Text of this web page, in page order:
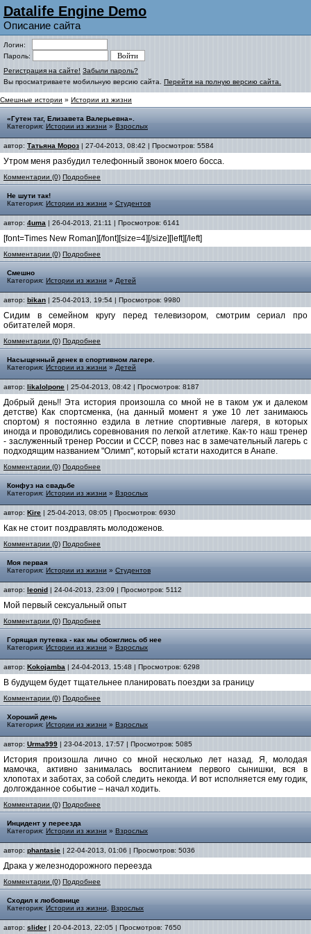
Datalife Engine Demo
Описание сайта
Логин:
Пароль:
Регистрация на сайте! Забыли пароль?
Вы просматриваете мобильную версию сайта. Перейти на полную версию сайта.
Смешные истории » Истории из жизни
«Гутен таг, Елизавета Валерьевна».
Категория: Истории из жизни » Взрослых
автор: Татьяна Мороз | 27-04-2013, 08:42 | Просмотров: 5584
Утром меня разбудил телефонный звонок моего босса.
Комментарии (0) Подробнее
Не шути так!
Категория: Истории из жизни » Студентов
автор: 4uma | 26-04-2013, 21:11 | Просмотров: 6141
[font=Times New Roman][/font][size=4][/size][left][/left]
Комментарии (0) Подробнее
Смешно
Категория: Истории из жизни » Детей
автор: bikan | 25-04-2013, 19:54 | Просмотров: 9980
Сидим в семейном кругу перед телевизором, смотрим сериал про
обитателей моря.
Комментарии (0) Подробнее
Насыщенный денек в спортивном лагере.
Категория: Истории из жизни » Детей
автор: likalolpone | 25-04-2013, 08:42 | Просмотров: 8187
Добрый день!! Эта история произошла со мной не в таком уж и далеком
детстве) Как спортсменка, (на данный момент я уже 10 лет занимаюсь
спортом) я постоянно ездила в летние спортивные лагеря, в которых
иногда и проводились соревнования по легкой атлетике. Как-то наш тренер
- заслуженный тренер России и СССР, повез нас в замечательный лагерь с
подходящим названием "Олимп", который кстати находится в Анапе.
Комментарии (0) Подробнее
Конфуз на свадьбе
Категория: Истории из жизни » Взрослых
автор: Kire | 25-04-2013, 08:05 | Просмотров: 6930
Как не стоит поздравлять молодоженов.
Комментарии (0) Подробнее
Моя первая
Категория: Истории из жизни » Студентов
автор: leonid | 24-04-2013, 23:09 | Просмотров: 5112
Мой первый сексуальный опыт
Комментарии (0) Подробнее
Горящая путевка - как мы обожглись об нее
Категория: Истории из жизни » Взрослых
автор: Kokojamba | 24-04-2013, 15:48 | Просмотров: 6298
В будущем будет тщательнее планировать поездки за границу
Комментарии (0) Подробнее
Хороший день
Категория: Истории из жизни » Взрослых
автор: Urma999 | 23-04-2013, 17:57 | Просмотров: 5085
История произошла лично со мной несколько лет назад. Я, молодая
мамочка, активно занималась воспитанием первого сынишки, вся в
хлопотах и заботах, за собой следить некогда. И вот исполняется ему годик,
долгожданное событие – начал ходить.
Комментарии (0) Подробнее
Инцидент у переезда
Категория: Истории из жизни » Взрослых
автор: phantasie | 22-04-2013, 01:06 | Просмотров: 5036
Драка у железнодорожного переезда
Комментарии (0) Подробнее
Сходил к любовнице
Категория: Истории из жизни Взрослых
автор: slider | 20-04-2013, 22:05 | Просмотров: 7650